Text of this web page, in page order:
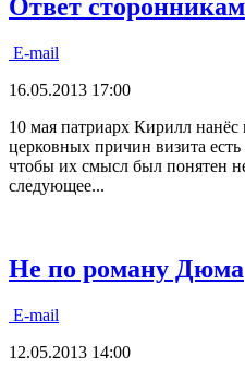
Ответ
E-mail
16.05.2013 17:00
10 мая патриарх Кирилл
церковных причин визита
чтобы их смысл был понятен
следующее...
Не по роману Дюма
E-mail
12.05.2013 14:00